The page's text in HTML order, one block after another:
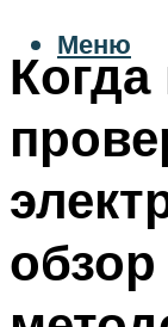
Меню
Когда